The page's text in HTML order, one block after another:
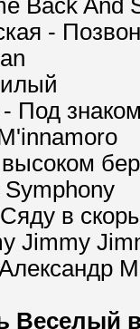
Back And
-
Под
в
Jimmy
Веселый